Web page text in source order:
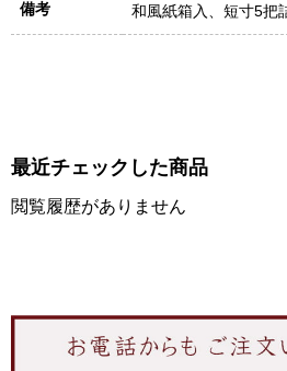
備考 和風紙箱入、短寸5把
最近チェックした商品
閲覧履歴がありません